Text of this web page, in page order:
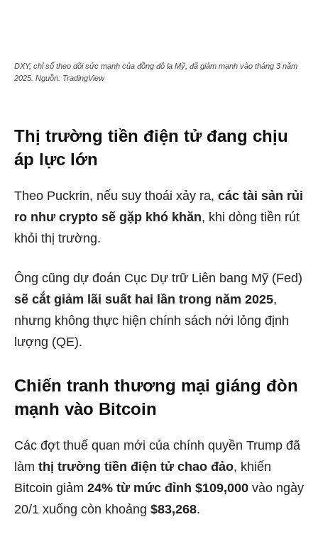
DXY, chỉ số theo dõi sức mạnh của đồng đô la Mỹ, đã giảm mạnh vào tháng 3 năm
2025. Nguồn: TradingView
Thị trường tiền điện tử đang chịu
áp lực lớn
Theo Puckrin, nếu suy thoái xảy ra, các tài sản rủi
ro như crypto sẽ gặp khó khăn, khi dòng tiền rút
khỏi thị trường.
Ông cũng dự đoán Cục Dự trữ Liên bang Mỹ (Fed)
sẽ cắt giảm lãi suất hai lần trong năm 2025,
nhưng không thực hiện chính sách nới lỏng định
lượng (QE).
Chiến tranh thương mại giáng đòn
mạnh vào Bitcoin
Các đợt thuế quan mới của chính quyền Trump đã
làm thị trường tiền điện tử chao đảo, khiến
Bitcoin giảm 24% từ mức đỉnh $109,000 vào ngày
20/1 xuống còn khoảng $83,268.